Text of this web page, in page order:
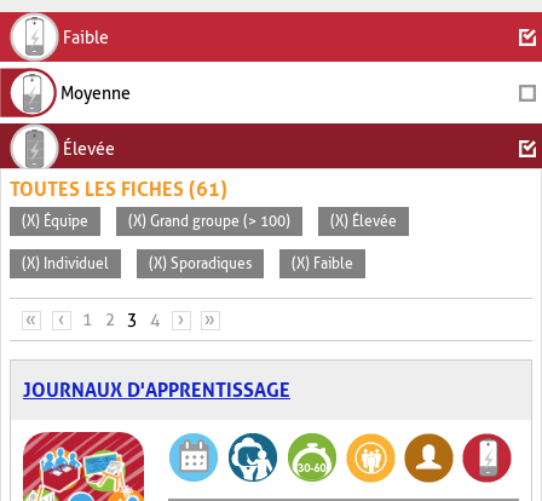
Faible
Moyenne
Élevée
TOUTES LES FICHES (61)
(X) Équipe (X) Grand groupe (> 100) (X) Élevée
(X) Individuel (X) Sporadiques (X) Faible
PAGES
« ‹ 1 2 3 4 › »
JOURNAUX D'APPRENTISSAGE